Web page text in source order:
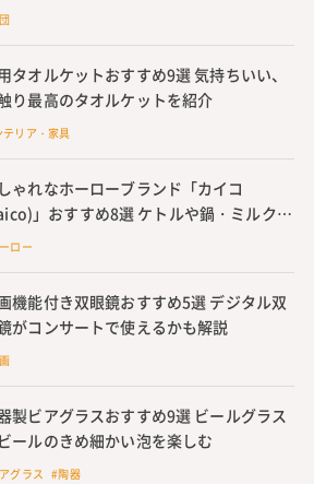
タオルケットおすすめ9選 気持ちいい、
り最高のタオルケットを紹介
テリア・家具
ゃれなホーローブランド「カイコ
」おすすめ8選 ケトルや鍋・ミルクパ
紹介 IH対応も
ロー
機能付き双眼鏡おすすめ5選 デジタル双
がコンサートで使えるかも解説
製ビアグラスおすすめ9選 ビールグラス
ールのきめ細かい泡を楽しむ
グラス #陶器